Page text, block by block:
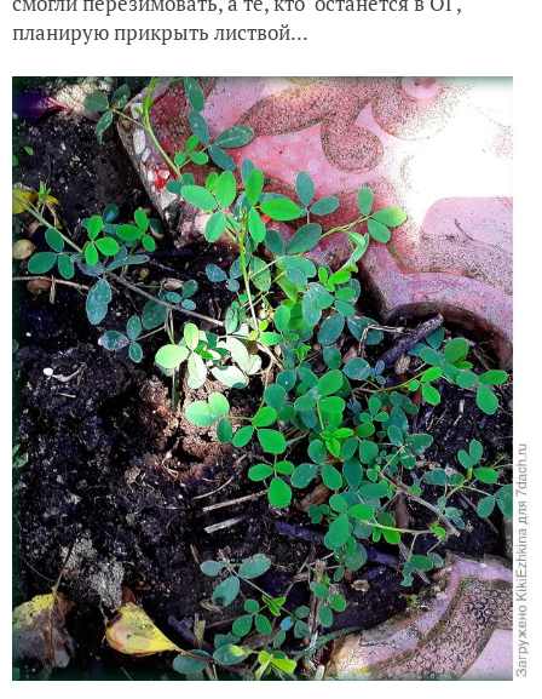
планирую прикрыть листвой...